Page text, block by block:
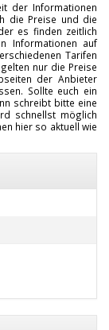
der Informationen
die Preise und die
es finden zeitlich
Informationen auf
Tarifen
nur die Preise
der Anbieter
Sollte euch ein
schreibt bitte eine
schnellst möglich
hier so aktuell wie